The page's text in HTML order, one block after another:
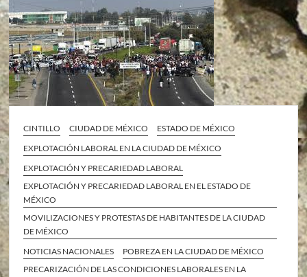
CINTILLO CIUDAD DE MÉXICO
ESTADO DE MÉXICO
EXPLOTACIÓN LABORAL EN LA CIUDAD DE MÉXICO
EXPLOTACIÓN Y PRECARIEDAD LABORAL
EXPLOTACIÓN Y PRECARIEDAD LABORAL EN EL ESTADO DE
MÉXICO
MOVILIZACIONES Y PROTESTAS DE HABITANTES DE LA CIUDAD
DE MÉXICO
NOTICIAS NACIONALES
POBREZA EN LA CIUDAD DE MÉXICO
PRECARIZACIÓN DE LAS CONDICIONES LABORALES EN LA